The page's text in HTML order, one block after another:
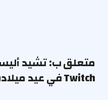
متعلق ب:تشيد
Twitch في عيد ميلاده